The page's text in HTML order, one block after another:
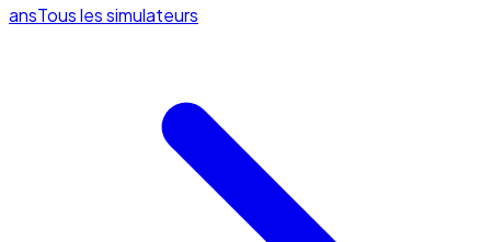
ansTous les simulateurs